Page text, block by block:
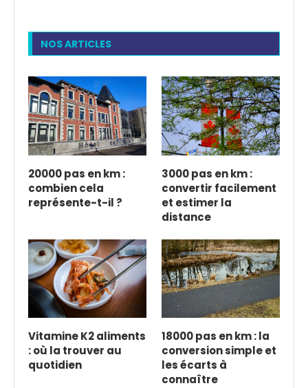
NOS ARTICLES
20000 pas en km :
combien cela
représente-t-il ?
3000 pas en km :
convertir facilement
et estimer la
distance
Vitamine K2 aliments
: où la trouver au
quotidien
18000 pas en km : la
conversion simple et
les écarts à
connaître